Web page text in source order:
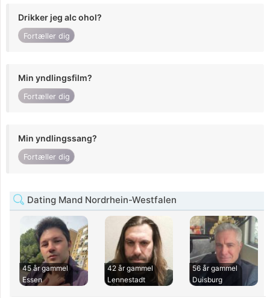
Drikker jeg alc ohol?
Fortæller dig
Min yndlingsfilm?
Fortæller dig
Min yndlingssang?
Fortæller dig
Dating Mand Nordrhein-Westfalen
45 år gammel
Essen
42 år gammel
Lennestadt
56 år gammel
Duisburg